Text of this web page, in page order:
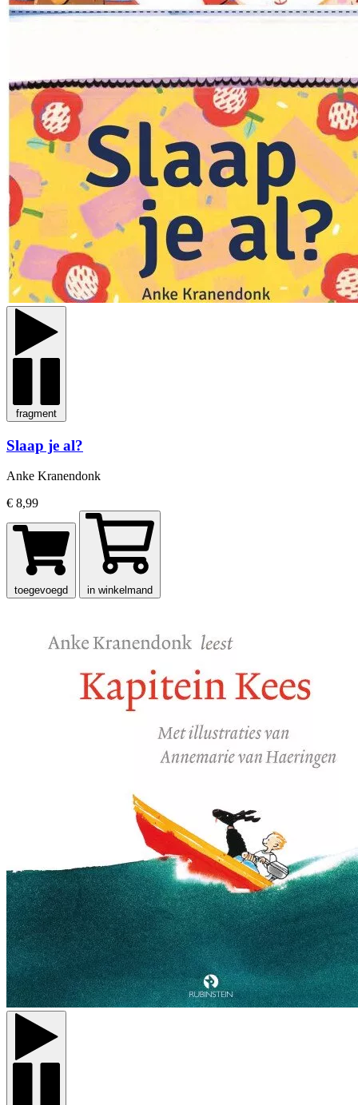
fragment
Slaap je al?
Anke Kranendonk
€ 8,99
toegevoegd in winkelmand